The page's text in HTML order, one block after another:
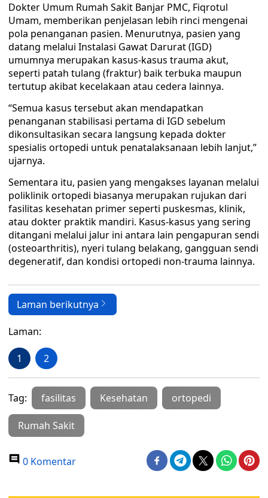
Dokter Umum Rumah Sakit Banjar PMC, Fiqrotul
Umam, memberikan penjelasan lebih rinci mengenai
pola penanganan pasien. Menurutnya, pasien yang
datang melalui Instalasi Gawat Darurat (IGD)
umumnya merupakan kasus-kasus trauma akut,
seperti patah tulang (fraktur) baik terbuka maupun
tertutup akibat kecelakaan atau cedera lainnya.
“Semua kasus tersebut akan mendapatkan
penanganan stabilisasi pertama di IGD sebelum
dikonsultasikan secara langsung kepada dokter
spesialis ortopedi untuk penatalaksanaan lebih lanjut,”
ujarnya.
Sementara itu, pasien yang mengakses layanan melalui
poliklinik ortopedi biasanya merupakan rujukan dari
fasilitas kesehatan primer seperti puskesmas, klinik,
atau dokter praktik mandiri. Kasus-kasus yang sering
ditangani melalui jalur ini antara lain pengapuran sendi
(osteoarthritis), nyeri tulang belakang, gangguan sendi
degeneratif, dan kondisi ortopedi non-trauma lainnya.
Laman berikutnya
Laman:
1 2
Tag: fasilitas Kesehatan ortopedi
Rumah Sakit
0 Komentar